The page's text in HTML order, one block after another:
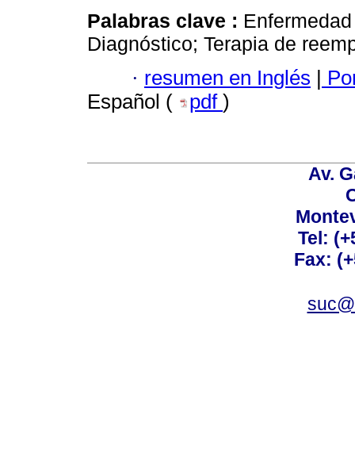
Palabras clave :
Diagnóstico; Terapia de
· resumen en Inglés |
Español (
pdf )
Av.
Tel:
Fax: